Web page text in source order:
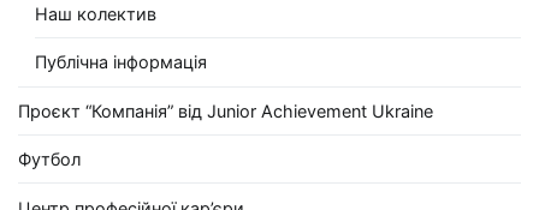
Наш колектив
Публічна інформація
Проєкт “Компанія” від Junior Achievement Ukraine
Футбол